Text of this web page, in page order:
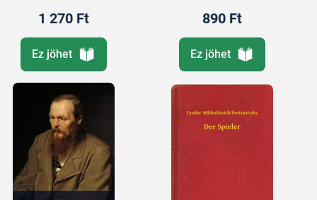
1 270 Ft
Ez jöhet
890 Ft
Ez jöhet